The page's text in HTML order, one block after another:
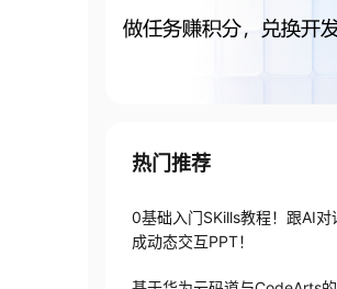
热门推荐
0基础入门SKills教程！跟AI对
成动态交互PPT！